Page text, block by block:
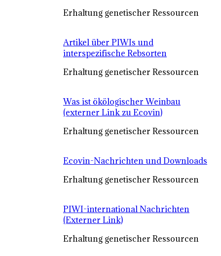
Erhaltung genetischer Ressourcen
Artikel über PIWIs und
interspezifische Rebsorten
Erhaltung genetischer Ressourcen
Was ist ökölogischer Weinbau
(externer Link zu Ecovin)
Erhaltung genetischer Ressourcen
Ecovin-Nachrichten und Downloads
Erhaltung genetischer Ressourcen
PIWI-international Nachrichten
(Externer Link)
Erhaltung genetischer Ressourcen